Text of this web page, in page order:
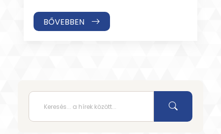
nevelésű válogatott j
BŐVEBBEN